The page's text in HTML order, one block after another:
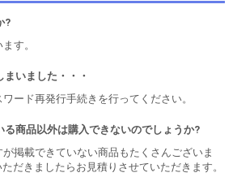
?
す。
いました・・・
ード再発行手続きを行ってください。
る商品以外は購入できないのでしょうか?
掲載できていない商品もたくさんございま
だきましたらお見積りさせていただきます。